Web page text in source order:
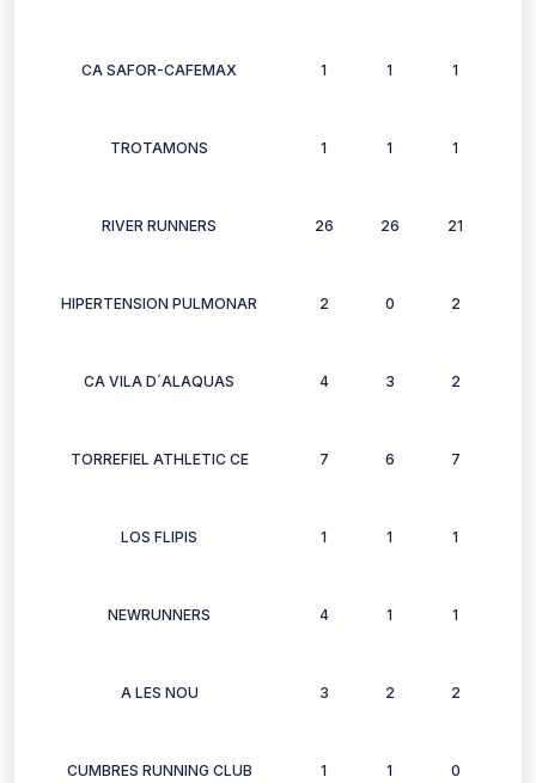
CA SAFOR-CAFEMAX 1 1 1
TROTAMONS 1 1 1
RIVER RUNNERS 26 26 21
HIPERTENSION PULMONAR 2 0 2
CA VILA D´ALAQUAS 4 3 2
TORREFIEL ATHLETIC CE 7 6 7
LOS FLIPIS 1 1 1
NEWRUNNERS 4 1 1
A LES NOU 3 2 2
CUMBRES RUNNING CLUB 1 1 0